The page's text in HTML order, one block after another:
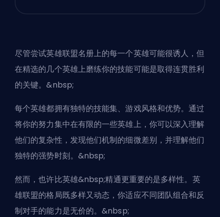
尽管尝试英雄联盟名册上的每一个英雄可能很诱人，但
在精选的几个英雄上磨练你的技能可能是取得连贯胜利
的关键。&nbsp;
每个英雄都拥有独特的技能集、游戏风格和优势。通过
将你的努力集中在有限的一些英雄上，你可以深入理解
他们的复杂性，发现他们机制的细微差别，并理解他们
独特的强势时刻。&nbsp;
然而，也许比英雄&nbsp;精通更重要的是多样性。英
雄联盟的格局既多样又动态，你适应不同团队组合和反
制对手的能力是无价的。&nbsp;